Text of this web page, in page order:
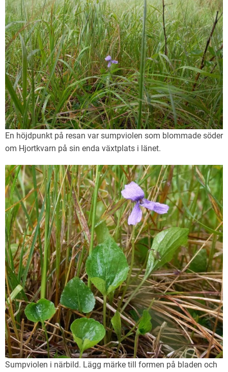
En höjdpunkt på resan var sumpviolen som blommade söder
om Hjortkvarn på sin enda växtplats i länet.
Sumpviolen i närbild. Lägg märke till formen på bladen och